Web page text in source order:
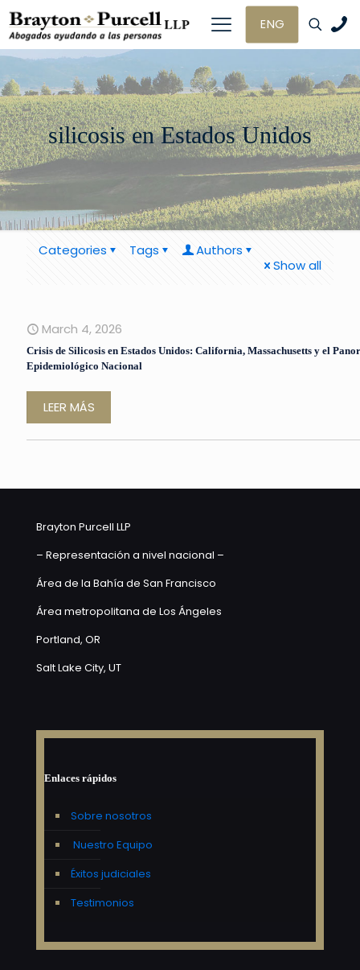
ENG
silicosis en Estados Unidos
Categories Tags
Authors
Show all
March 4, 2026
Crisis de Silicosis en Estados Unidos: California, Massachusetts y el
Epidemiológico Nacional
LEER MÁS
Brayton Purcell LLP
– Representación a nivel nacional –
Área de la Bahía de San Francisco
Área metropolitana de Los Ángeles
Portland, OR
Salt Lake City, UT
Enlaces rápidos
Sobre nosotros
Nuestro Equipo
Éxitos judiciales
Testimonios